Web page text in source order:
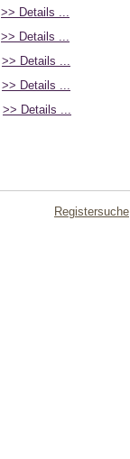
>> Details ...
>> Details ...
>> Details ...
>> Details ...
>> Details ...
Registersuche